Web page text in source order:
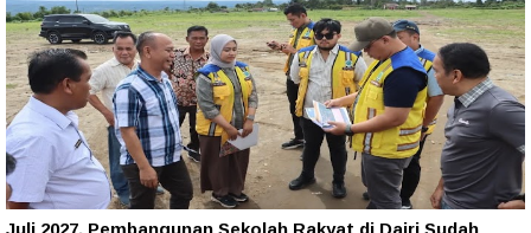
Juli 2027, Pembangunan Sekolah Rakyat di Dairi Sudah